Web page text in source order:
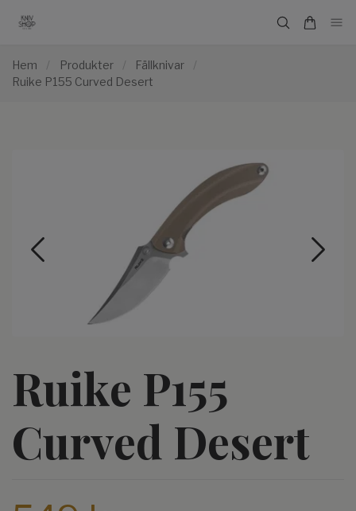
Hem / Produkter / Fällknivar
/
Ruike P155 Curved Desert
Ruike P155
Curved Desert